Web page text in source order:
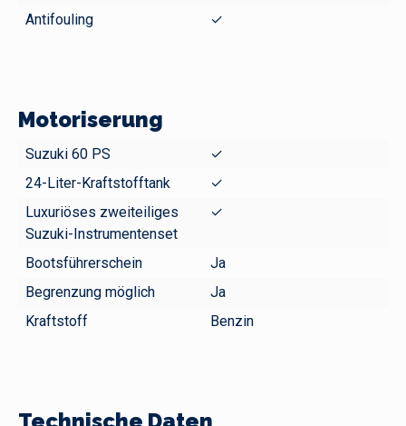
Antifouling
✓
Motoriserung
Suzuki 60 PS
✓
24-Liter-Kraftstofftank
✓
Luxuriöses zweiteiliges
Suzuki-Instrumentenset
✓
Bootsführerschein
Ja
Begrenzung möglich
Ja
Kraftstoff
Benzin
Technische Daten